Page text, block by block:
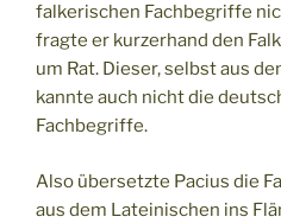
falkerischen Fachbegriffe
fragte er kurzerhand den
um Rat. Dieser, selbst aus
kannte auch nicht die
Fachbegriffe.
Also übersetzte Pacius die
aus dem Lateinischen ins